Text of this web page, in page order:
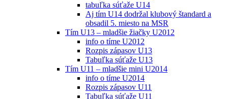
tabuľka súťaže U14
Aj tím U14 dodržal klubový štandard a
obsadil 5. miesto na MSR
Tím U13 – mladšie žiačky U2012
info o tíme U2012
Rozpis zápasov U13
Tabuľka súťaže U13
Tím U11 – mladšie mini U2014
info o tíme U2014
Rozpis zápasov U11
Tabuľka súťaže U11